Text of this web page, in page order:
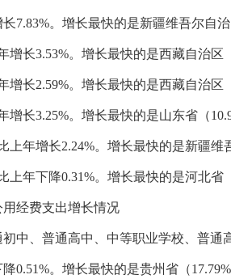
。增长最快的是新疆维吾尔自治
长3.53%。增长最快的是西藏自治区（
长2.59%。增长最快的是西藏自治区（
长3.25%。增长最快的是山东省（
年增长2.24%。增长最快的是新疆维
年下降0.31%。增长最快的是河北省（
经费支出增长情况
、普通高中、中等职业学校、普通
。增长最快的是贵州省（17.79%